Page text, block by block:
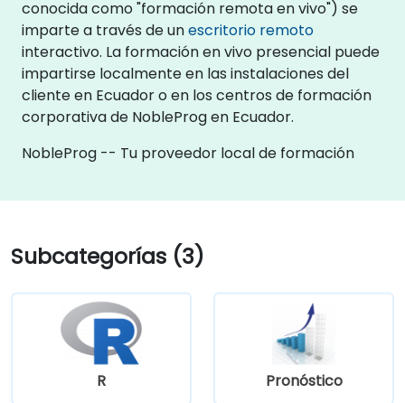
conocida como "formación remota en vivo") se
imparte a través de unescritorio remoto
interactivo. La formación en vivo presencial puede
impartirse localmente en las instalaciones del
cliente en Ecuador o en los centros de formación
corporativa de NobleProg en Ecuador.
NobleProg -- Tu proveedor local de formación
Subcategorías (3)
R Pronóstico